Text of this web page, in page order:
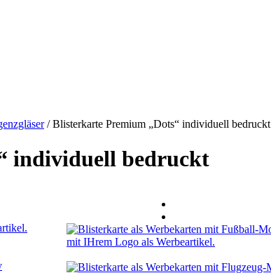
/Blisterkarte Premium „Dots“ individuell bedruckt
individuell bedruckt